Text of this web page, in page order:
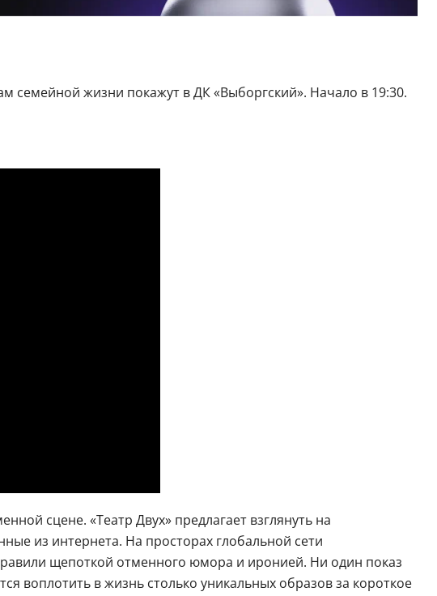
семейной жизни покажут в ДК «Выборгский». Начало в 19:30.
сцене. «Театр Двух» предлагает взглянуть на
из интернета. На просторах глобальной сети
щепоткой отменного юмора и иронией. Ни один показ
воплотить в жизнь столько уникальных образов за короткое